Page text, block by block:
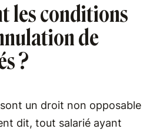
les conditions
de
?
un droit non opposable
dit, tout salarié ayant